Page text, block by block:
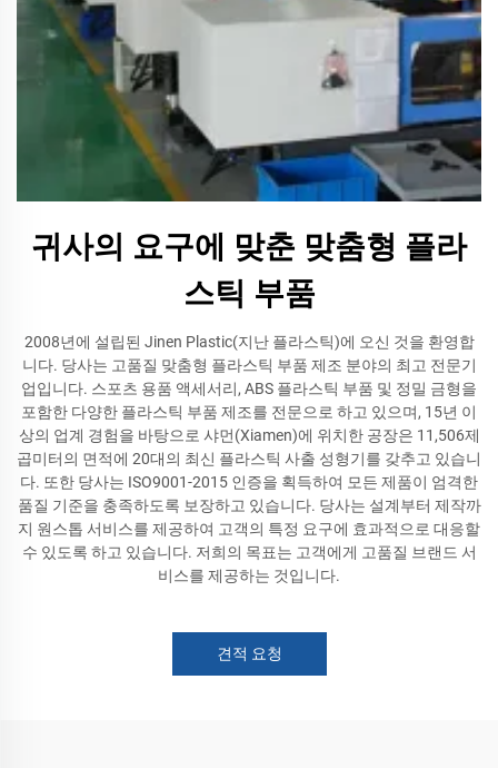
귀사의 요구에 맞춘 맞춤형 플라
스틱 부품
2008년에 설립된 Jinen Plastic(지난 플라스틱)에 오신 것을 환영합
니다. 당사는 고품질 맞춤형 플라스틱 부품 제조 분야의 최고 전문기
업입니다. 스포츠 용품 액세서리, ABS 플라스틱 부품 및 정밀 금형을
포함한 다양한 플라스틱 부품 제조를 전문으로 하고 있으며, 15년 이
상의 업계 경험을 바탕으로 샤먼(Xiamen)에 위치한 공장은 11,506제
곱미터의 면적에 20대의 최신 플라스틱 사출 성형기를 갖추고 있습니
다. 또한 당사는 ISO9001-2015 인증을 획득하여 모든 제품이 엄격한
품질 기준을 충족하도록 보장하고 있습니다. 당사는 설계부터 제작까
지 원스톱 서비스를 제공하여 고객의 특정 요구에 효과적으로 대응할
수 있도록 하고 있습니다. 저희의 목표는 고객에게 고품질 브랜드 서
비스를 제공하는 것입니다.
견적 요청